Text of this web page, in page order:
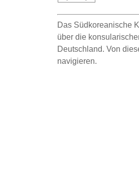
Das Südkoreanische
über die
Deutschland. Von
navigieren.